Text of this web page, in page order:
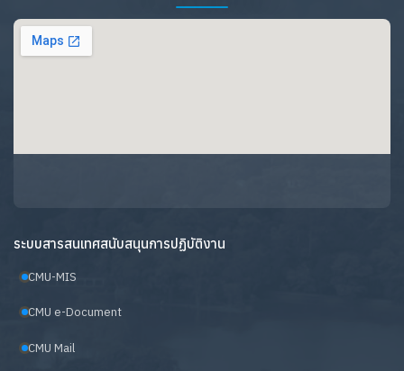
ระบบสารสนเทศสนับสนุนการปฏิบัติงาน
CMU-MIS
CMU e-Document
CMU Mail